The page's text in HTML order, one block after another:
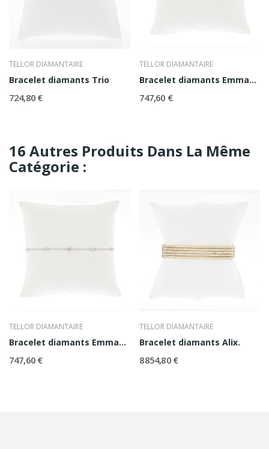
TELLOR DIAMANTAIRE
Bracelet diamants Trio
724,80 €
TELLOR DIAMANTAIRE
Bracelet diamants Emmanuelle
747,60 €
16 Autres Produits Dans La Même
Catégorie :
TELLOR DIAMANTAIRE
Bracelet diamants Emmanuelle
747,60 €
TELLOR DIAMANTAIRE
Bracelet diamants Alix.
8 854,80 €